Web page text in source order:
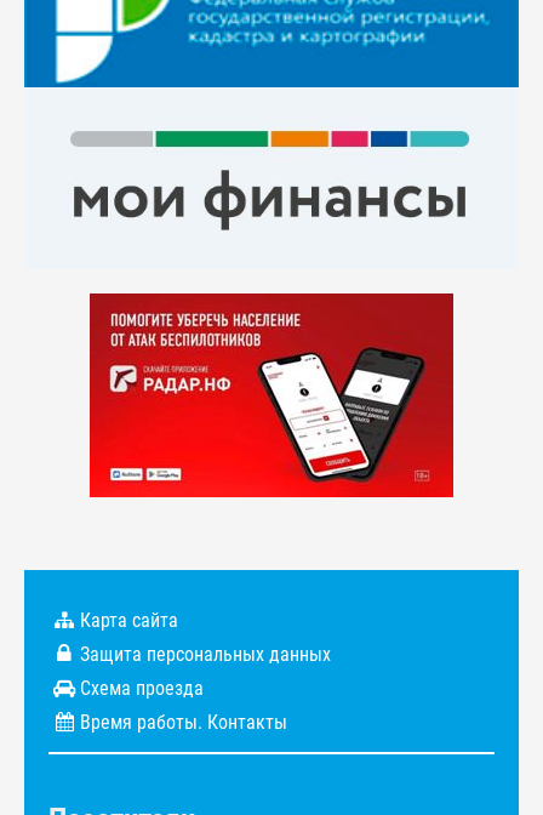
Карта сайта
Защита персональных данных
Схема проезда
Время работы. Контакты